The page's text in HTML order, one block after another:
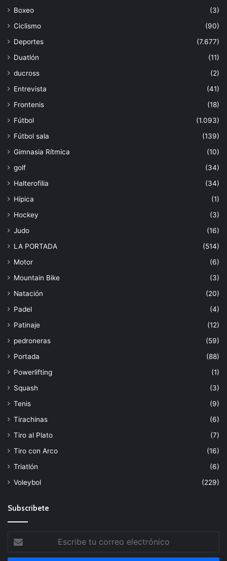
Boxeo
(3)
Ciclismo
(90)
Deportes
(7.677)
Duatlón
(11)
ducross
(2)
Entrevista
(41)
Frontenis
(18)
Fútbol
(1.093)
Fútbol sala
(139)
Gimnasia Rítmica
(10)
golf
(34)
Halterofilia
(34)
Hípica
(1)
Hockey
(3)
Judo
(16)
LA PORTADA
(514)
Motor
(6)
Mountain Bike
(3)
Natación
(20)
Padel
(4)
Patinaje
(12)
pedroneras
(59)
Portada
(88)
Powerlifting
(1)
Squash
(3)
Tenis
(9)
Tirachinas
(6)
Tiro al Plato
(7)
Tiro con Arco
(16)
Triatlón
(6)
Voleybol
(229)
Subscribete
tu
correo